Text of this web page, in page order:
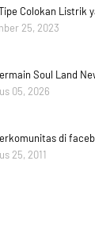
Colokan Listrik
25, 2023
Soul Land
05, 2026
di
25, 2011